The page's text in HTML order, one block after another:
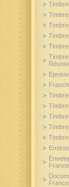
France